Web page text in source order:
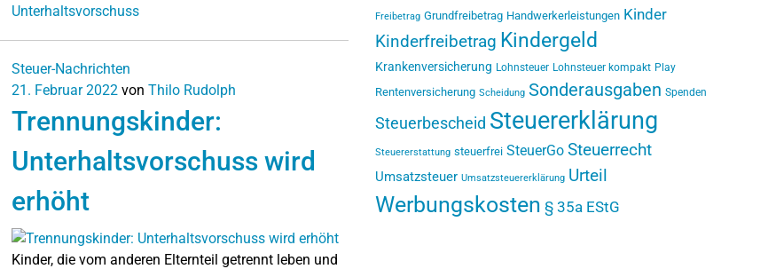
Unterhaltsvorschuss
Steuer-Nachrichten
21. Februar 2022 von Thilo Rudolph
Trennungskinder:
Unterhaltsvorschuss wird
erhöht
Kinder, die vom anderen Elternteil getrennt leben und
Freibetrag Grundfreibetrag Handwerkerleistungen Kinder
Kinderfreibetrag Kindergeld
Krankenversicherung Lohnsteuer Lohnsteuer kompakt Play
Rentenversicherung Scheidung Sonderausgaben Spenden
Steuerbescheid Steuererklärung
Steuererstattung steuerfrei SteuerGo Steuerrecht
Umsatzsteuer Umsatzsteuererklärung Urteil
Werbungskosten § 35a EStG